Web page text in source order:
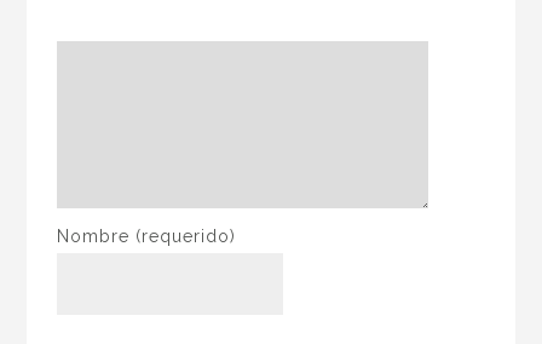
Nombre (requerido)